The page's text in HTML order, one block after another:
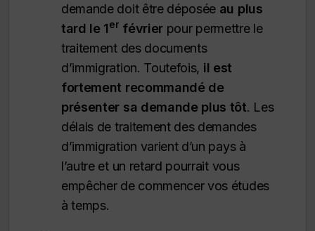
demande doit être déposée au plus
tard le 1er février pour permettre le
traitement des documents
d’immigration. Toutefois, il est
fortement recommandé de
présenter sa demande plus tôt. Les
délais de traitement des demandes
d’immigration varient d’un pays à
l’autre et un retard pourrait vous
empêcher de commencer vos études
à temps.